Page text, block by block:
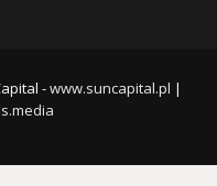
-www.suncapital.pl |